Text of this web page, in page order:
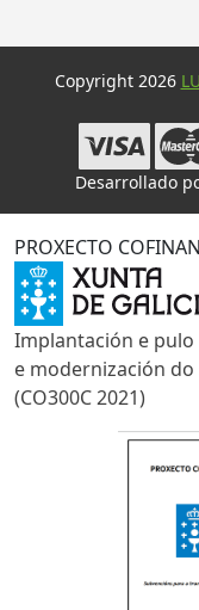
Copyright 2026
Desarrollado
PROXECTO
Implantación e
e modernización
(CO300C 2021)